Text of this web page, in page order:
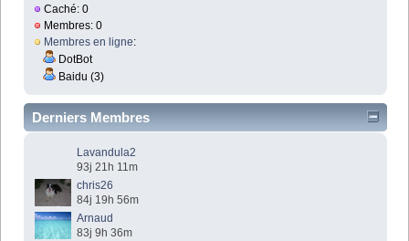
Caché: 0
Membres: 0
Membres en ligne:
DotBot
Baidu (3)
Derniers Membres
Lavandula2
93j 21h 11m
chris26
84j 19h 56m
Arnaud
83j 9h 36m